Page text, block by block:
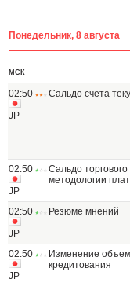
Понедельник, 8 августа
МСК
02:50
JP
Сальдо счета
02:50
JP
Сальдо
методологии
02:50
JP
Резюме мнений
02:50
JP
Изменение
кредитования